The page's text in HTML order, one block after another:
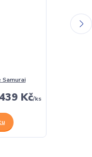
Samurai
439 Kč/ks